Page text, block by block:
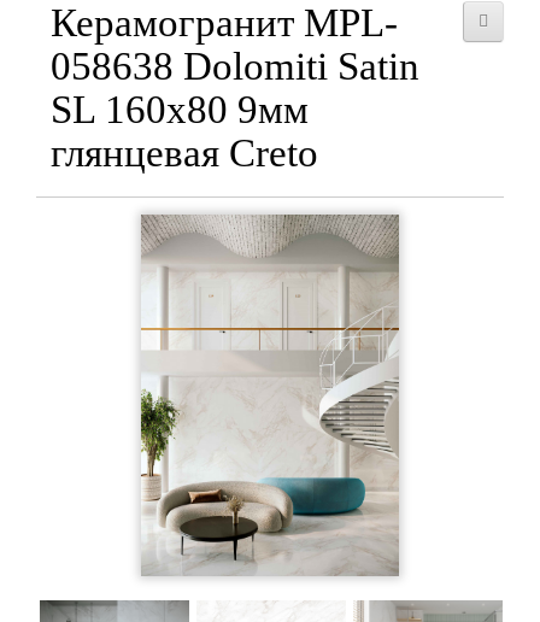
Керамогранит MPL-
058638 Dolomiti Satin
SL 160x80 9мм
глянцевая Creto